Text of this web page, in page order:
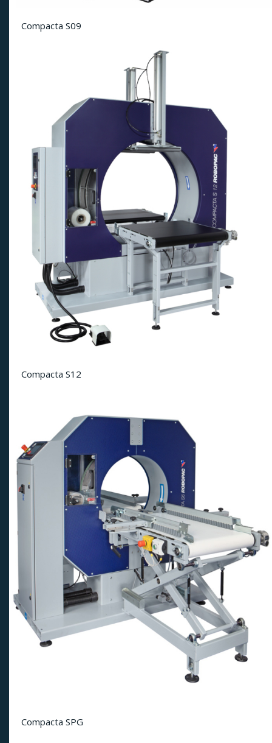
Compacta S09
Compacta S12
Compacta SPG